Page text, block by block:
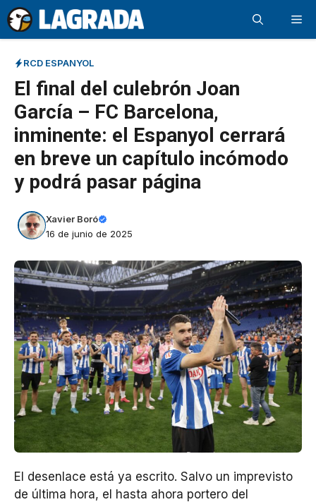
Saltar
al
contenido
RCD ESPANYOL
El final del culebrón Joan
García – FC Barcelona,
inminente: el Espanyol cerrará
en breve un capítulo incómodo
y podrá pasar página
Xavier Boró
16 de junio de 2025
El desenlace está ya escrito. Salvo un imprevisto
de última hora, el hasta ahora portero del